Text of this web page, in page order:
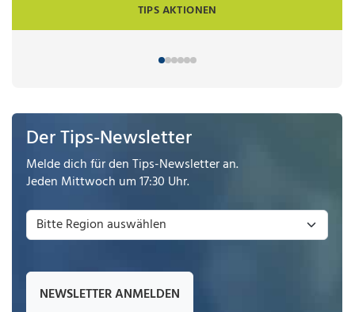
TIPS AKTIONEN
Der Tips-Newsletter
Melde dich für den Tips-Newsletter an.
Jeden Mittwoch um 17:30 Uhr.
NEWSLETTER ANMELDEN